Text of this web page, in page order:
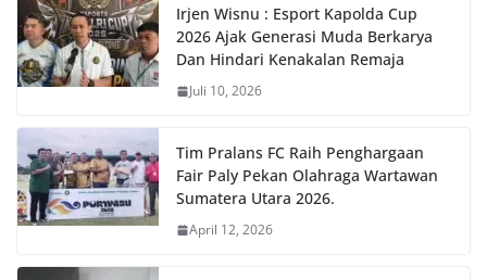
Irjen Wisnu : Esport Kapolda Cup
2026 Ajak Generasi Muda Berkarya
Dan Hindari Kenakalan Remaja
Juli 10, 2026
Tim Pralans FC Raih Penghargaan
Fair Paly Pekan Olahraga Wartawan
Sumatera Utara 2026.
April 12, 2026